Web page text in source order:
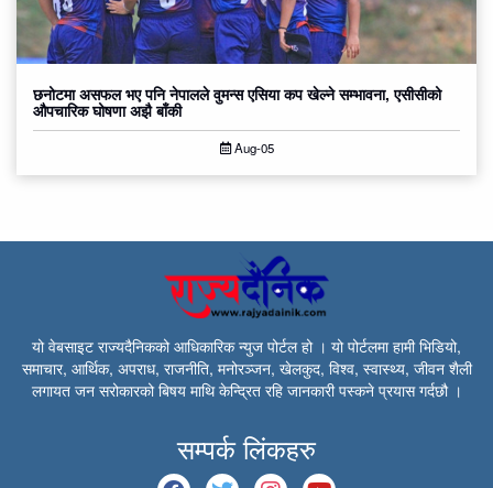
छनोटमा असफल भए पनि नेपालले वुमन्स एसिया कप खेल्ने सम्भावना, एसीसीको
औपचारिक घोषणा अझै बाँकी
Aug-05
यो वेबसाइट राज्यदैनिकको आधिकारिक न्युज पोर्टल हो । यो पोर्टलमा हामी भिडियो,
समाचार, आर्थिक, अपराध, राजनीति, मनोरञ्जन, खेलकुद, विश्व, स्वास्थ्य, जीवन शैली
लगायत जन सरोकारको बिषय माथि केन्द्रित रहि जानकारी पस्कने प्रयास गर्दछौ ।
सम्पर्क लिंकहरु